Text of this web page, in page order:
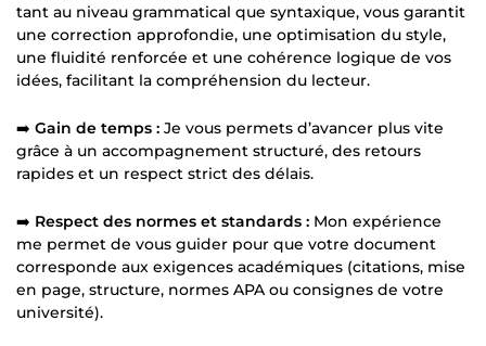
tant au niveau grammatical que syntaxique, vous garantit
une correction approfondie, une optimisation du style,
une fluidité renforcée et une cohérence logique de vos
idées, facilitant la compréhension du lecteur.
➡️ Gain de temps : Je vous permets d’avancer plus vite
grâce à un accompagnement structuré, des retours
rapides et un respect strict des délais.
➡️ Respect des normes et standards : Mon expérience
me permet de vous guider pour que votre document
corresponde aux exigences académiques (citations, mise
en page, structure, normes APA ou consignes de votre
université).